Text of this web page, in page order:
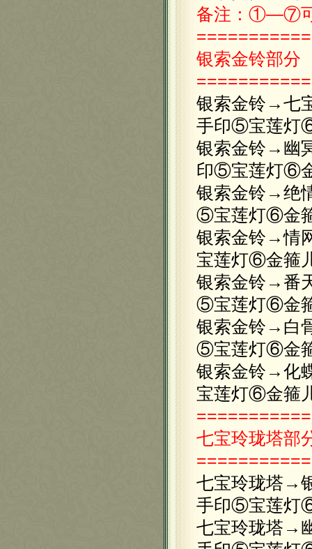
备注：①—⑦
银索金铃部分
银索金铃→七
手印⑤宝莲灯
银索金铃→幽
印⑤宝莲灯⑥
银索金铃→绝
⑤宝莲灯⑥金
银索金铃→
宝莲灯⑥金箍
银索金铃→番
⑤宝莲灯⑥金
银索金铃→白
⑤宝莲灯⑥金
银索金铃→
宝莲灯⑥金箍
七宝玲珑塔部
七宝玲珑塔→
手印⑤宝莲灯
七宝玲珑塔→